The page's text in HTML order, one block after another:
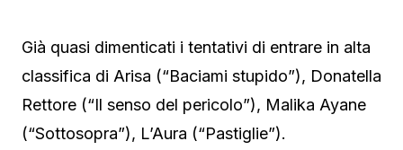
Già quasi dimenticati i tentativi di entrare in alta
classifica di Arisa (“Baciami stupido”), Donatella
Rettore (“Il senso del pericolo”), Malika Ayane
(“Sottosopra”), L’Aura (“Pastiglie”).